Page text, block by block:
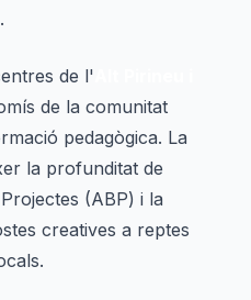
de l'
de la comunitat
pedagògica. La
la profunditat de
(ABP) i la
creatives a reptes